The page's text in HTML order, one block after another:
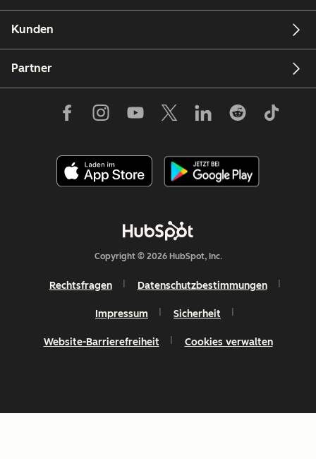
Kunden
Partner
Copyright © 2026 HubSpot, Inc.
Rechtsfragen Datenschutzbestimmungen
Impressum Sicherheit
Website-Barrierefreiheit Cookies verwalten